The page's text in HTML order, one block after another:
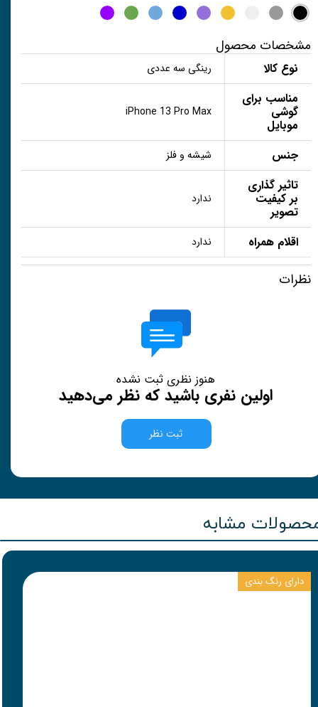
مشخصات محصول
نوع کالا رینگی سه عددی
مناسب برای
گوشی
موبایل
iPhone 13 Pro Max
جنس شیشه و فلز
تاثیر گذاری
بر کیفیت
تصویر
ندارد
اقلام همراه ندارد
نظرات
هنوز نظری ثبت نشده
اولین نفری باشید که نظر می‌دهید
ثبت نظر
مشابه
دارای رنگ بندی